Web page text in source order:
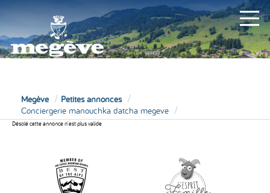
Megève
Petites annonces
Conciergerie manouchka datcha megeve
Désolé cette annonce n'est plus valide